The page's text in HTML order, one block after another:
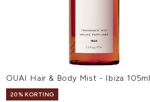
OUAI Hair & Body Mist - Ibiza 105ml
20% KORTING